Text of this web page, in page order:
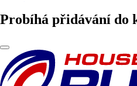
Probíhá přidávání do